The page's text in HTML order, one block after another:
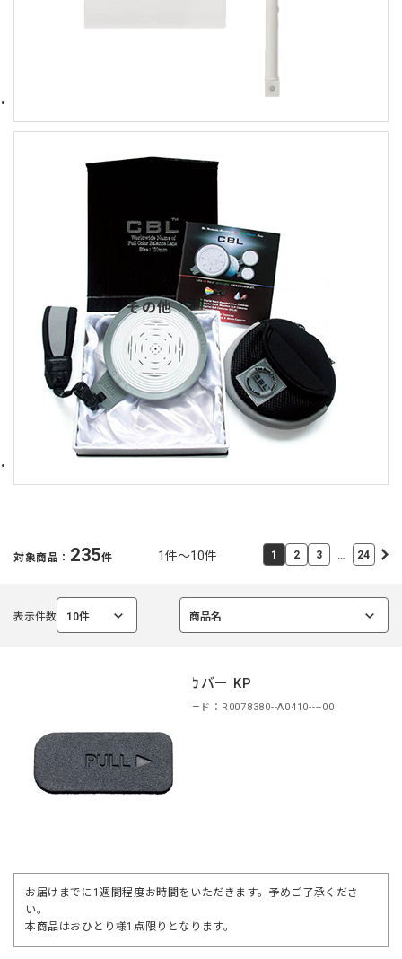
その他
対象商品： 235件 1件～10件 1 2 3 … 24
表示件数 10件
選
商品名
選
接点カバー KP
商品コード：R0078380--A0410----00
お届けまでに1週間程度お時間をいただきます。予めご了承くださ
い。
本商品はおひとり様1点限りとなります。